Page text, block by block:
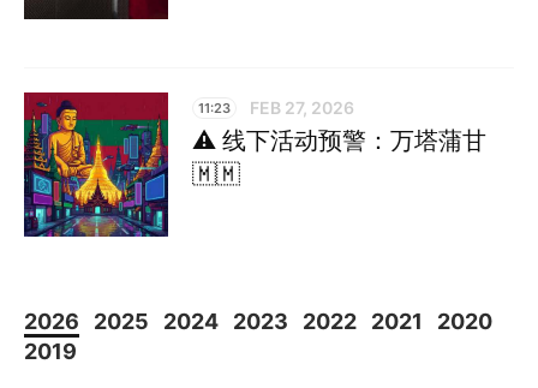
11:23 FEB 27, 2026
⚠️ 线下活动预警：万塔蒲甘
🇲🇲
2026 2025 2024 2023 2022 2021
2020
2019